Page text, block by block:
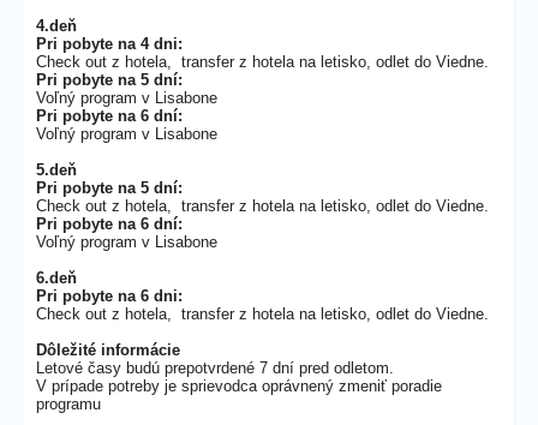
4.deň
Pri pobyte na 4 dni:
Check out z hotela, transfer z hotela na letisko, odlet do Viedne.
Pri pobyte na 5 dní:
Voľný program v Lisabone
Pri pobyte na 6 dní:
Voľný program v Lisabone
5.deň
Pri pobyte na 5 dní:
Check out z hotela, transfer z hotela na letisko, odlet do Viedne.
Pri pobyte na 6 dní:
Voľný program v Lisabone
6.deň
Pri pobyte na 6 dni:
Check out z hotela, transfer z hotela na letisko, odlet do Viedne.
Dôležité informácie
Letové časy budú prepotvrdené 7 dní pred odletom.
V prípade potreby je sprievodca oprávnený zmeniť poradie
programu